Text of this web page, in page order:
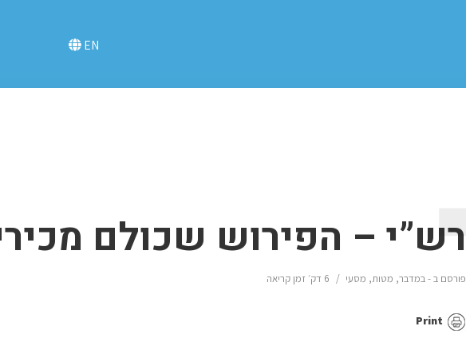
EN
רש”י – הפירוש שכולם
פורסם ב -במדבר, מטות, מסעי 6 דק׳ זמן קריאה רPrint